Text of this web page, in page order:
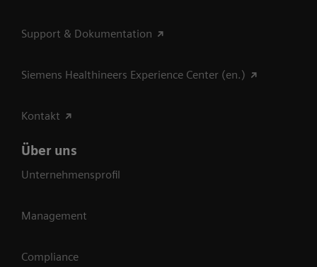
Support & Dokumentation
Siemens Healthineers Experience Center (en.)
Kontakt
Über uns
Unternehmensprofil
Management
Compliance